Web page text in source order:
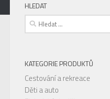
HLEDAT
Vyhledávání
KATEGORIE PRODUKTŮ
Cestování a rekreace
Děti a auto